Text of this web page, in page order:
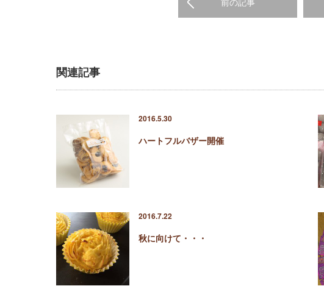
関連記事
2016.5.30
ハートフルバザー開催
2016.7.22
秋に向けて・・・